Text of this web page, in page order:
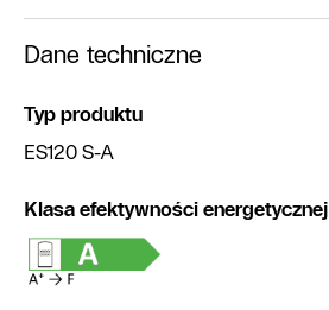
Dane techniczne
Typ produktu
ES120 S-A
Klasa efektywności energetycznej